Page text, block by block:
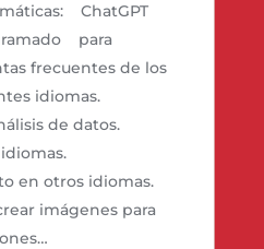
ChatGPT
para
frecuentes de los
idiomas.
de datos.
en otros idiomas.
imágenes para